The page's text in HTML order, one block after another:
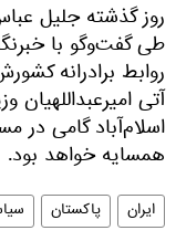
روز گذشته جلیل
طی گفت‌وگو با
روابط برادرانه
آتی امیرعبداللهیان
اسلام‌آباد گامی
همسایه خواهد بود.
ایران پاکستان